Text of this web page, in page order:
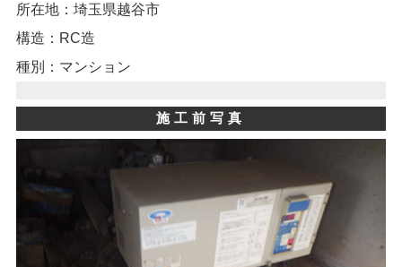
所在地：埼玉県越谷市
構造：RC造
種別：マンション
施工前写真